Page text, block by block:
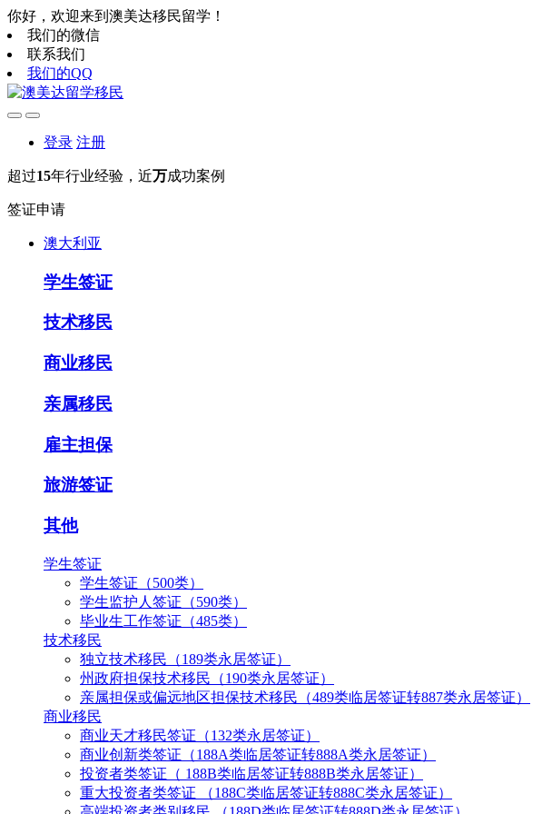
你好，欢迎来到澳美达移民留学！
我们的微信
联系我们
我们的QQ
登录 注册
超过15年行业经验，近万成功案例
签证申请
澳大利亚
学生签证
技术移民
商业移民
亲属移民
雇主担保
旅游签证
其他
学生签证
学生签证（500类）
学生监护人签证（590类）
毕业生工作签证（485类）
技术移民
独立技术移民（189类永居签证）
州政府担保技术移民（190类永居签证）
亲属担保或偏远地区担保技术移民（489类临居签证转887类永居签证）
商业移民
商业天才移民签证（132类永居签证）
商业创新类签证（188A类临居签证转888A类永居签证）
投资者类签证（ 188B类临居签证转888B类永居签证）
重大投资者类签证 （188C类临居签证转888C类永居签证）